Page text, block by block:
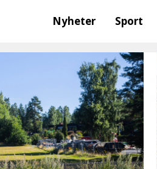
Nyheter Sport